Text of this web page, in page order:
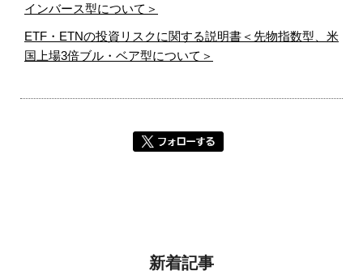
インバース型について＞
ETF・ETNの投資リスクに関する説明書＜先物指数型、米
国上場3倍ブル・ベア型について＞
新着記事